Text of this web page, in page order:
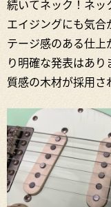
続いてネック！ネッ
エイジングにも気合
テージ感のある仕上
り明確な発表はあ
質感の木材が採用さ